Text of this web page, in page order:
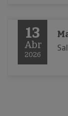
13
Abr
2026